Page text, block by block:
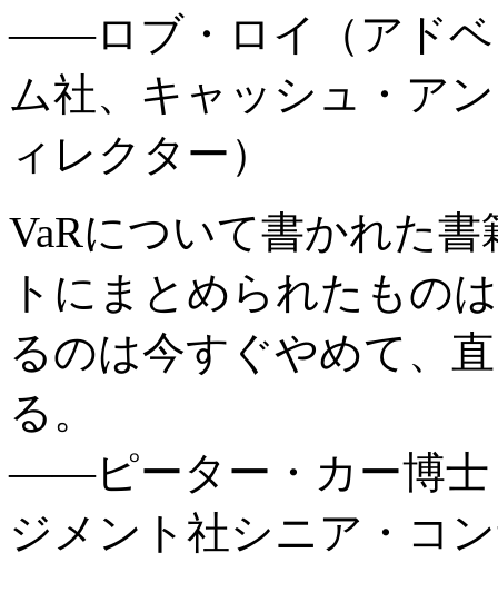
――ロブ・ロイ（アドベ
ム社、キャッシュ・ア
ィレクター）
VaRについて書かれた
トにまとめられたもの
るのは今すぐやめて、
る。
――ピーター・カー博士
ジメント社シニア・コ